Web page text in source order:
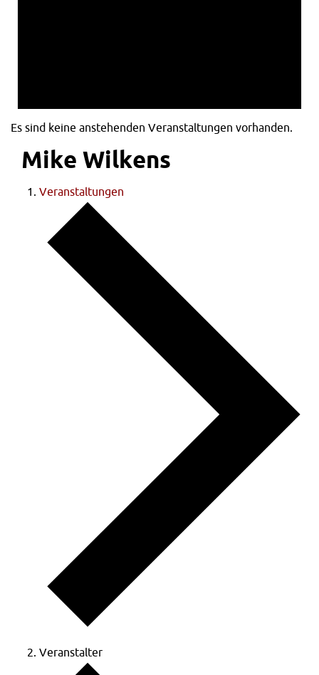
Es sind keine anstehenden Veranstaltungen vorhanden.
Mike Wilkens
Veranstaltungen
Veranstalter